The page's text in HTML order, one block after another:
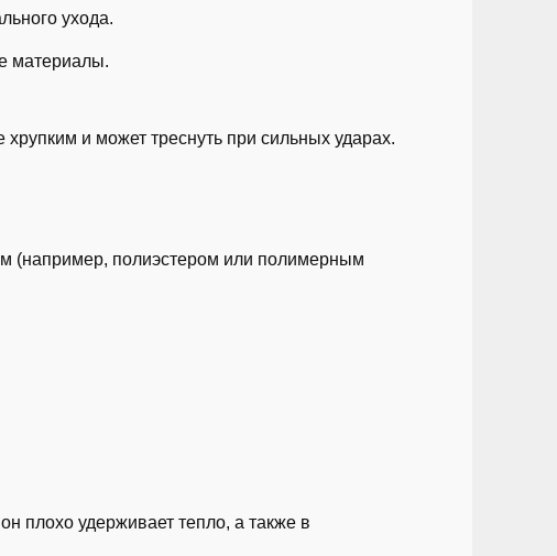
ухода.
материалы.
хрупким и может треснуть при сильных ударах.
(например, полиэстером или полимерным
плохо удерживает тепло, а также в